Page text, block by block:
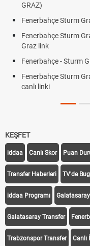
yayın izle
tv100 İZLE, FB Sturm
canlı tv100 linki
Sturm Graz maçı
KEŞFET
iddaa Canlı Skor Puan
Transfer Haberleri TV'de
iddaa Programı Galatasaray
Galatasaray Transfer